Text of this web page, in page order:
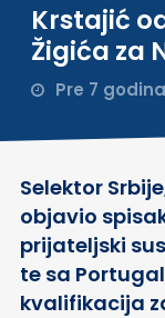
Krstajić
Žigića za
Pre 7 godina
Selektor
objavio
prijateljski
te sa
kvalifikacija